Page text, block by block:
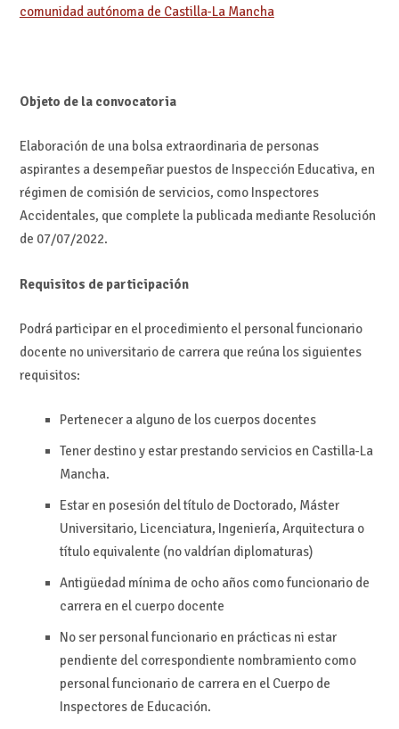
comunidad autónoma de Castilla-La Mancha
Objeto de la convocatoria
Elaboración de una bolsa extraordinaria de personas
aspirantes a desempeñar puestos de Inspección Educativa, en
régimen de comisión de servicios, como Inspectores
Accidentales, que complete la publicada mediante Resolución
de 07/07/2022.
Requisitos de participación
Podrá participar en el procedimiento el personal funcionario
docente no universitario de carrera que reúna los siguientes
requisitos:
Pertenecer a alguno de los cuerpos docentes
Tener destino y estar prestando servicios en Castilla-La
Mancha.
Estar en posesión del título de Doctorado, Máster
Universitario, Licenciatura, Ingeniería, Arquitectura o
título equivalente (no valdrían diplomaturas)
Antigüedad mínima de ocho años como funcionario de
carrera en el cuerpo docente
No ser personal funcionario en prácticas ni estar
pendiente del correspondiente nombramiento como
personal funcionario de carrera en el Cuerpo de
Inspectores de Educación.